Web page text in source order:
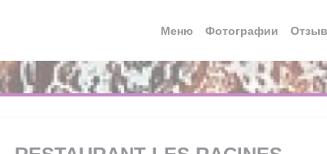
Меню Фотографии